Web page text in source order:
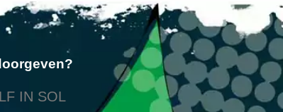
IN SOL